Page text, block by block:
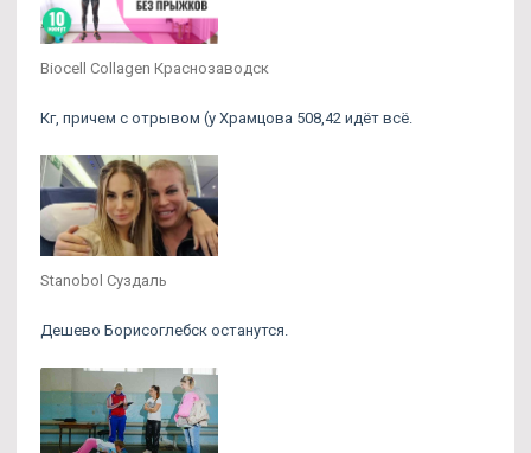
Biocell Collagen Краснозаводск
Кг, причем с отрывом (у Храмцова 508,42 идёт всё.
Stanobol Суздаль
Дешево Борисоглебск останутся.